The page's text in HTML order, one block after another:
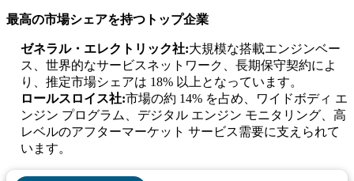
最高の市場シェアを持つトップ企業
ゼネラル・エレクトリック社:大規模な搭載エンジンベー
ス、世界的なサービスネットワーク、長期保守契約によ
り、推定市場シェアは 18% 以上となっています。
ロールスロイス社:市場の約 14% を占め、ワイドボディ エ
ンジン プログラム、デジタル エンジン モニタリング、高
レベルのアフターマーケット サービス需要に支えられて
います。